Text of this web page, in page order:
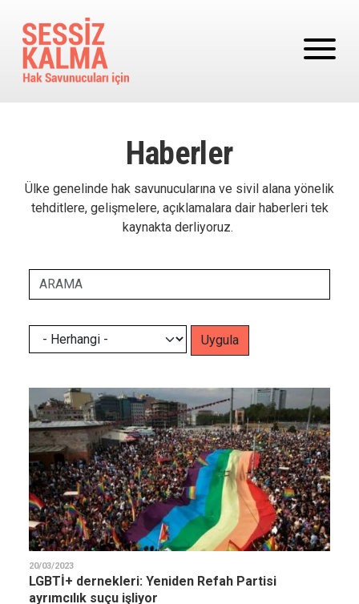
Haberler
Ülke genelinde hak savunucularına ve sivil alana yönelik
tehditlere, gelişmelere, açıklamalara dair haberleri tek
kaynakta derliyoruz.
20/03/2023
LGBTİ+ dernekleri: Yeniden Refah Partisi
ayrımcılık suçu işliyor